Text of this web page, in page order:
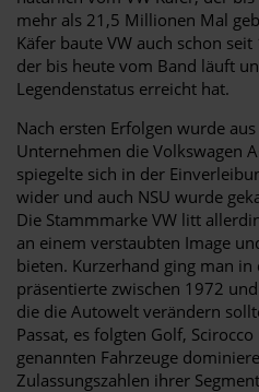
mehr als 21,5 Millionen Mal
Käfer baute VW auch schon
der bis heute vom Band läuft
Legendenstatus erreicht hat.
Nach ersten Erfolgen wurde
Unternehmen die Volkswagen
spiegelte sich in der
wider und auch NSU wurde
Die Stammmarke VW litt
an einem verstaubten Image
bieten. Kurzerhand ging man
präsentierte zwischen 1972
die die Autowelt verändern
Passat, es folgten Golf,
genannten Fahrzeuge
Zulassungszahlen ihrer